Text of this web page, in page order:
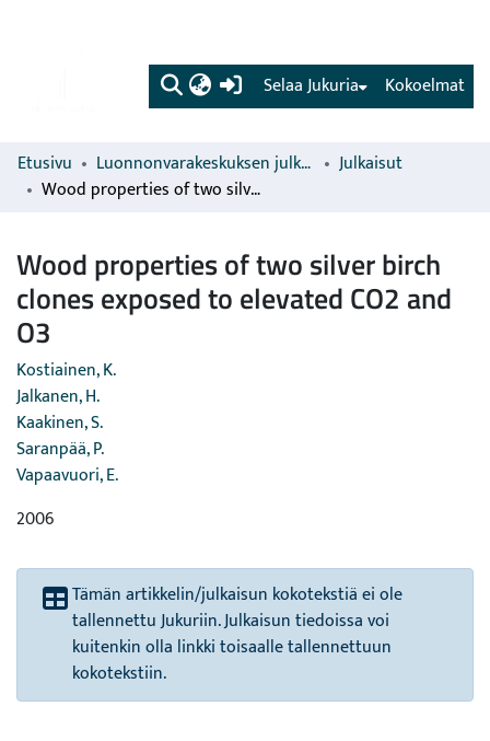
(current) Kokoelmat
Selaa Jukuria
Etusivu Luonnonvarakeskuksen julkaisut
Julkaisut
Wood properties of two silver birch clones exposed to elevated CO2 and O3
Wood properties of two silver birch
clones exposed to elevated CO2 and
O3
Kostiainen, K.
Jalkanen, H.
Kaakinen, S.
Saranpää, P.
Vapaavuori, E.
2006
Tämän artikkelin/julkaisun kokotekstiä ei ole
tallennettu Jukuriin. Julkaisun tiedoissa voi
kuitenkin olla linkki toisaalle tallennettuun
kokotekstiin.